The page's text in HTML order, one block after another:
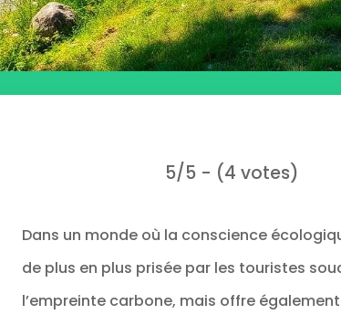
5/5 - (4 votes)
Dans un monde où la conscience
de plus en plus prisée par les touristes
l’empreinte carbone, mais offre